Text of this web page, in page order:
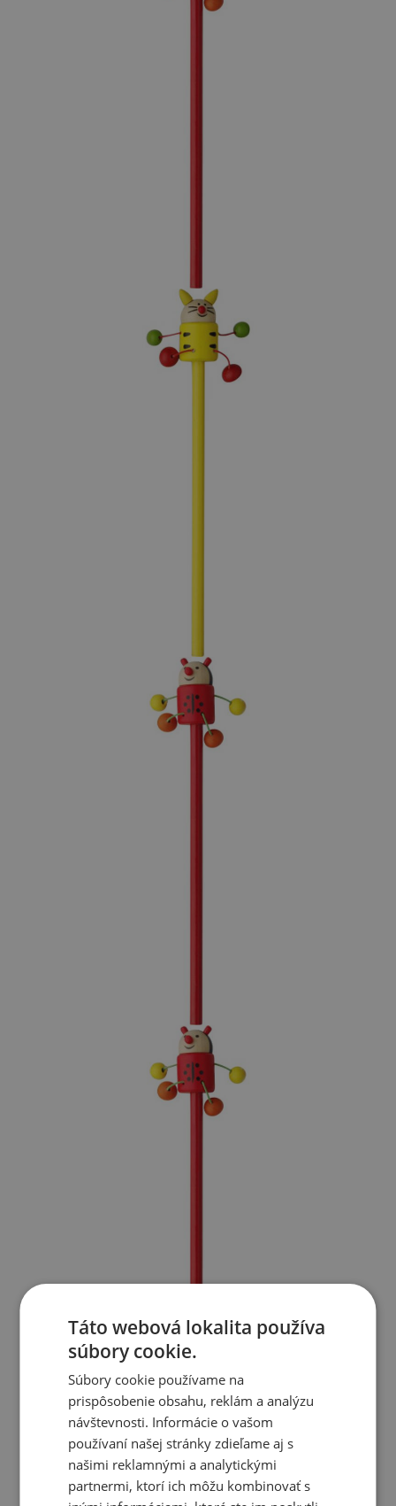
Táto webová lokalita používa
súbory cookie.
Súbory cookie používame na
prispôsobenie obsahu, reklám a analýzu
návštevnosti. Informácie o vašom
používaní našej stránky zdieľame aj s
našimi reklamnými a analytickými
partnermi, ktorí ich môžu kombinovať s